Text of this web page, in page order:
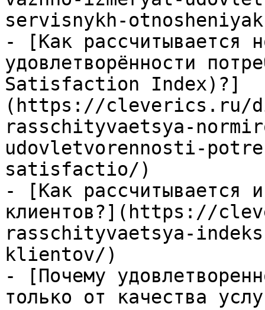
servisnykh-
- [Как рассчитывается
удовлетворённости
Satisfaction Index)?]
(https://cleverics.ru/
rasschityvaetsya-
udovletvorennosti-
satisfactio/)
- [Как рассчитывается
клиентов?](https://
rasschityvaetsya-
klientov/)
- [Почему
только от качества